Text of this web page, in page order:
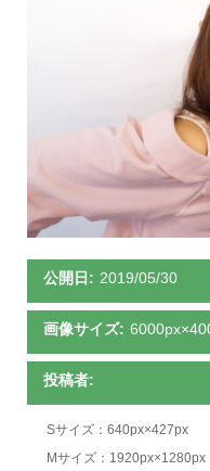
公開日: 2019/05/30
画像サイズ:
投稿者:
Sサイズ：640px×427px
Mサイズ：1920px×1280px